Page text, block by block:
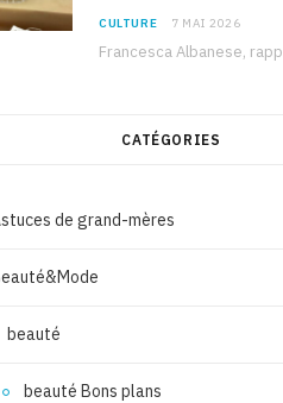
CULTURE 7 MAI 2026
CATÉGORIES
de grand-mères
beauté
beauté Bons plans